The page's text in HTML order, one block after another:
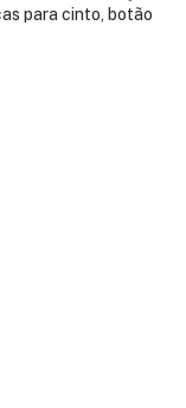
para cinto, botão